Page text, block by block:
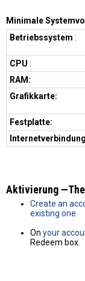
Minimale
Betriebssystem :
CPU :
RAM:
Grafikkarte:
Festplatte:
Aktivierung
Create an
existing one
On your
Redeem box.